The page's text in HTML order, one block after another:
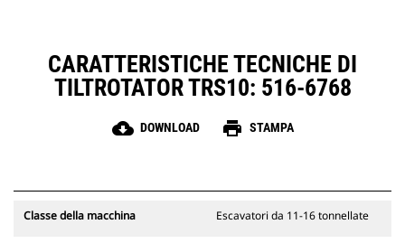
CARATTERISTICHE TECNICHE DI
TILTROTATOR TRS10: 516-6768
cloud_download DOWNLOAD print STAMPA
Classe della macchina Escavatori da 11-16 tonnellate